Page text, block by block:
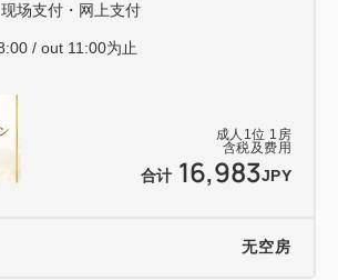
成人 1位 1 房
含税及费用
合计 16,983JPY
现场支付・网上支付
/ out 11:00为止
无空房